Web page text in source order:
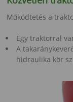
Működtetés a
Egy traktorral
A
hidraulika kör